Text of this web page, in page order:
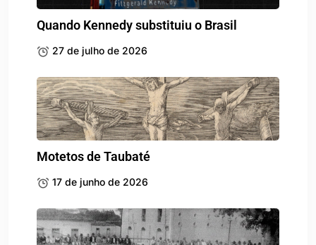
Quando Kennedy substituiu o Brasil
27 de julho de 2026
Motetos de Taubaté
17 de junho de 2026